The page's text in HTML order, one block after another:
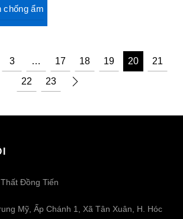
chống ẩm
3 … 17 18 19 20
21
22
23
Đồng Tiến
Mỹ, Ấp Chánh 1, Xã Tân Xuân, H. Hóc